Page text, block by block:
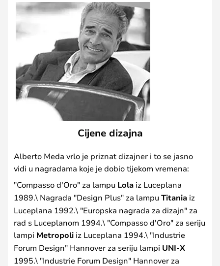
Cijene dizajna
Alberto Meda vrlo je priznat dizajner i to se jasno
vidi u nagradama koje je dobio tijekom vremena:
"Compasso d'Oro" za lampu Lola iz Luceplana
1989.\ Nagrada "Design Plus" za lampuTitania iz
Luceplana 1992.\ "Europska nagrada za dizajn" za
rad s Luceplanom 1994.\ "Compasso d'Oro" za seriju
lampi Metropoli iz Luceplana 1994.\ "Industrie
Forum Design" Hannover za seriju lampi UNI-X
1995.\ "Industrie Forum Design" Hannover za